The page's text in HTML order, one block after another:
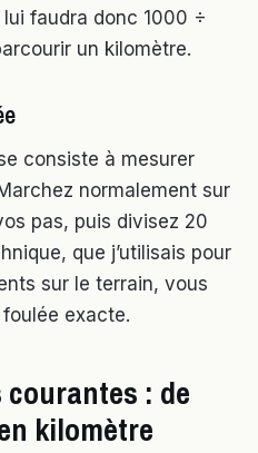
faudra donc 1000 ÷
un kilomètre.
consiste à mesurer
normalement sur
pas, puis divisez 20
que j’utilisais pour
sur le terrain, vous
exacte.
: de
kilomètre